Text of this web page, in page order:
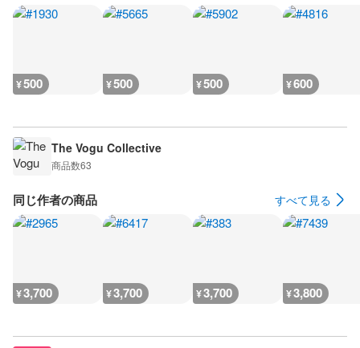
¥500 ¥500 ¥500 ¥600
The Vogu Collective
商品数63
同じ作者の商品 すべて見る
¥3,700 ¥3,700 ¥3,700 ¥3,800